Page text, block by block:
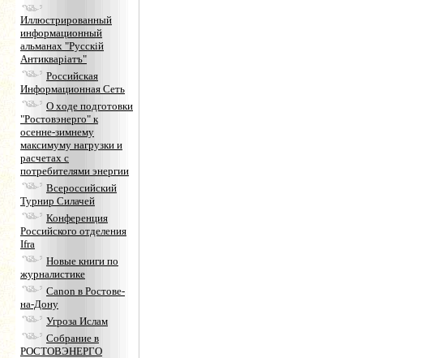
Иллюстрированный
информационный
альманах "Русскiй
Антикварiатъ"
Российская
Информационная Сеть
О ходе подготовки
"Ростовэнерго" к
осенне-зимнему
максимуму нагрузки и
расчетах с
потребителями энергии
Всероссийский
Турнир Силачей
Конференция
Российского отделения
Ifra
Новые книги по
журналистике
Canon в Ростове-
на-Дону
Угроза Ислам
Собрание в
РОСТОВЭНЕРГО